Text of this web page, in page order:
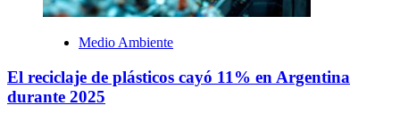
Medio Ambiente
El reciclaje de plásticos cayó 11% en Argentina
durante 2025